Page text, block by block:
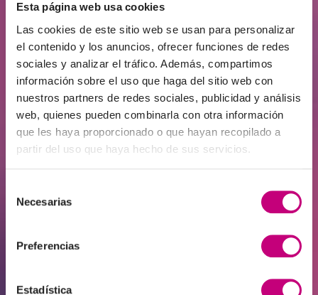
Esta página web usa cookies
Las cookies de este sitio web se usan para personalizar
el contenido y los anuncios, ofrecer funciones de redes
sociales y analizar el tráfico. Además, compartimos
información sobre el uso que haga del sitio web con
nuestros partners de redes sociales, publicidad y análisis
web, quienes pueden combinarla con otra información
que les haya proporcionado o que hayan recopilado a
partir del uso que haya hecho de sus servicios.
Necesarias
Preferencias
Estadística
inmobiliaria se destina a proyectos de
promoción inmobiliaria como la
adquisición de terrenos, la construcción
de edificios nuevos o ya existentes, la
renovación de edificios ya existentes o
la realización de obras de
infraestructura.
Préstamos comerciales garantizados
Un préstamo comercial permite reunir